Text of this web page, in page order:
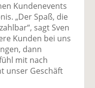
Kundenevents
„Der Spaß, die
sagt Sven
Kunden bei uns
dann
mit nach
unser Geschäft